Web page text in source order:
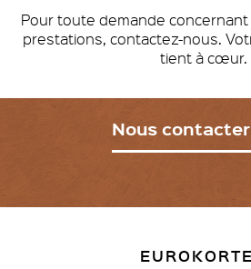
Pour toute demande
prestations, contactez-nous.
tient à cœur.
Nous contacter